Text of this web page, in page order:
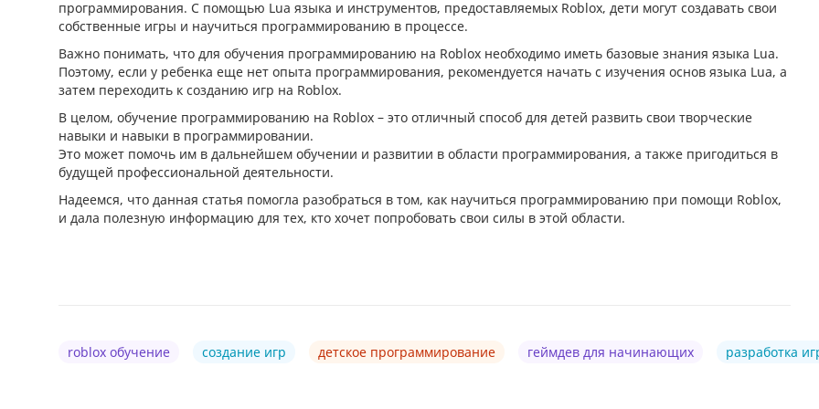
программирования. С помощью Lua языка и инструментов, предоставляемых Roblox, дети могут создавать свои
собственные игры и научиться программированию в процессе.
Важно понимать, что для обучения программированию на Roblox необходимо иметь базовые знания языка Lua.
Поэтому, если у ребенка еще нет опыта программирования, рекомендуется начать с изучения основ языка Lua, а
затем переходить к созданию игр на Roblox.
В целом, обучение программированию на Roblox – это отличный способ для детей развить свои творческие
навыки и навыки в программировании.
Это может помочь им в дальнейшем обучении и развитии в области программирования, а также пригодиться в
будущей профессиональной деятельности.
Надеемся, что данная статья помогла разобраться в том, как научиться программированию при помощи Roblox,
и дала полезную информацию для тех, кто хочет попробовать свои силы в этой области.
roblox обучение создание игр детское программирование геймдев для начинающих разработка